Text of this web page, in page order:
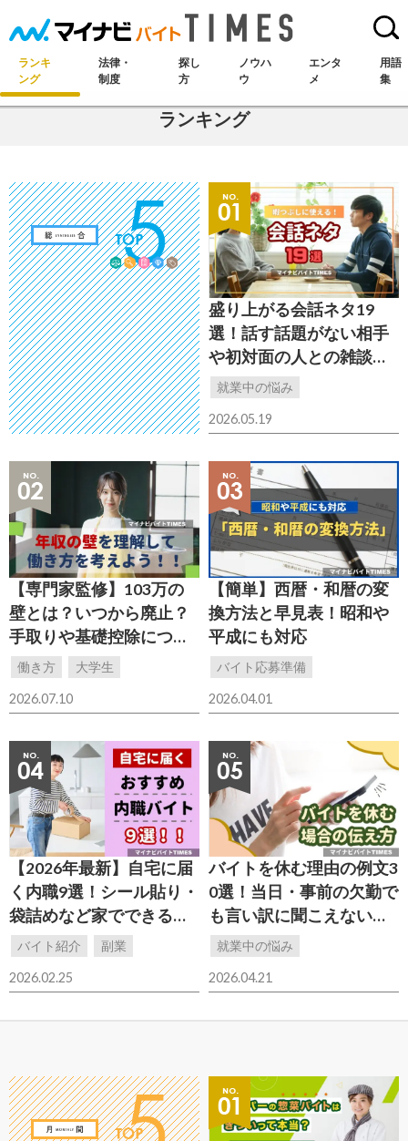
t
ランキ
ング
法律・
制度
探し
方
ノウハ
ウ
エンタ
メ
用語
集
ランキング
盛り上がる会話ネタ19
選！話す話題がない相手
や初対面の人との雑談に
便利
就業中の悩み
2026.05.19
【専門家監修】103万の
壁とは？いつから廃止？
手取りや基礎控除につい
て解説
働き方 大学生
2026.07.10
【簡単】西暦・和暦の変
換方法と早見表！昭和や
平成にも対応
バイト応募準備
2026.04.01
【2026年最新】自宅に届
く内職9選！シール貼り・
袋詰めなど家でできる副
業を紹介
バイト紹介 副業
2026.02.25
バイトを休む理由の例文3
0選！当日・事前の欠勤で
も言い訳に聞こえない伝
え方
就業中の悩み
2026.04.21